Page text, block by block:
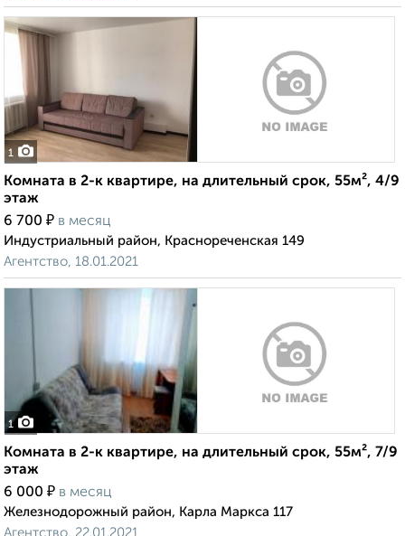
1
Комната в 2-к квартире, на длительный срок, 55м², 4/9
этаж
6 700 ₽ в месяц
Индустриальный район, Краснореченская 149
Агентство, 18.01.2021
1
Комната в 2-к квартире, на длительный срок, 55м², 7/9
этаж
6 000 ₽ в месяц
Железнодорожный район, Карла Маркса 117
Агентство, 22.01.2021